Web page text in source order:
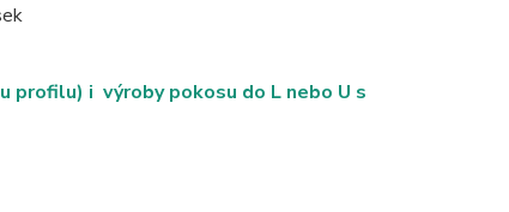
profilu) i výroby pokosu do L nebo U s